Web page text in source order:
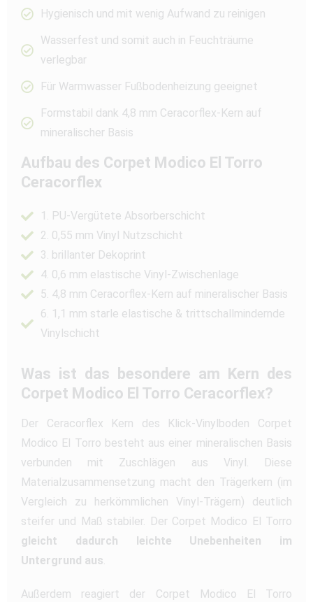
Hygienisch und mit wenig Aufwand zu reinigen
Wasserfest und somit auch in Feuchträume
verlegbar
Für Warmwasser Fußbodenheizung geeignet
Formstabil dank 4,8 mm Ceracorflex-Kern auf
mineralischer Basis
Aufbau des Corpet Modico El Torro
Ceracorflex
1. PU-Vergütete Absorberschicht
2. 0,55 mm Vinyl Nutzschicht
3. brillanter Dekoprint
4. 0,6 mm elastische Vinyl-Zwischenlage
5. 4,8 mm Ceracorflex-Kern auf mineralischer Basis
6. 1,1 mm starle elastische & trittschallmindernde
Vinylschicht
Was ist das besondere am Kern des
Corpet Modico El Torro Ceracorflex?
Der Ceracorflex Kern des Klick-Vinylboden Corpet
Modico El Torro besteht aus einer mineralischen Basis
verbunden mit Zuschlägen aus Vinyl. Diese
Materialzusammensetzung macht den Trägerkern (im
Vergleich zu herkömmlichen Vinyl-Trägern) deutlich
steifer und Maß stabiler. Der Corpet Modico El Torro
gleicht dadurch leichte Unebenheiten im
Untergrund aus.
Außerdem reagiert der Corpet Modico El Torro